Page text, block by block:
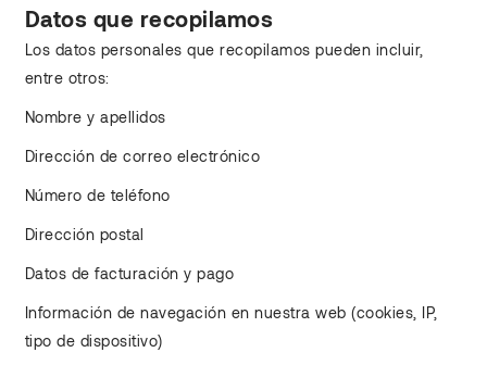
Datos que recopilamos
Los datos personales que recopilamos pueden incluir,
entre otros:
Nombre y apellidos
Dirección de correo electrónico
Número de teléfono
Dirección postal
Datos de facturación y pago
Información de navegación en nuestra web (cookies, IP,
tipo de dispositivo)